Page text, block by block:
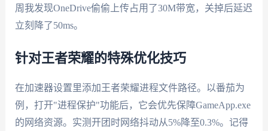
周我发现OneDrive偷偷上传占用了30M带宽，关掉后延迟
立刻降了50ms。
针对王者荣耀的特殊优化技巧
在加速器设置里添加王者荣耀进程文件路径。以番茄为
例，打开"进程保护"功能后，它会优先保障GameApp.exe
的网络资源。实测开团时网络抖动从5%降至0.3%。记得